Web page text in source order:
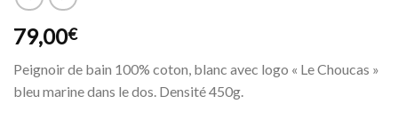
79,00€
Peignoir de bain 100% coton, blanc avec logo « Le Choucas »
bleu marine dans le dos. Densité 450g.